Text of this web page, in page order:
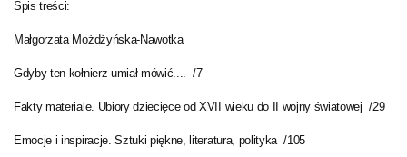
Spis treści:
Małgorzata Możdżyńska-Nawotka
Gdyby ten kołnierz umiał mówić.... /7
Fakty materiale. Ubiory dziecięce od XVII wieku do II wojny światowej /29
Emocje i inspiracje. Sztuki piękne, literatura, polityka /105